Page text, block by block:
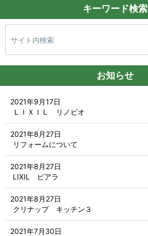
キーワード検索
索:
お知らせ
ＬＩＸＩＬ リノビオ
2021年9月17日
リフォームについて
2021年8月27日
LIXIL ピアラ
2021年8月27日
クリナップ キッチン３
2021年8月27日
2021年7月30日